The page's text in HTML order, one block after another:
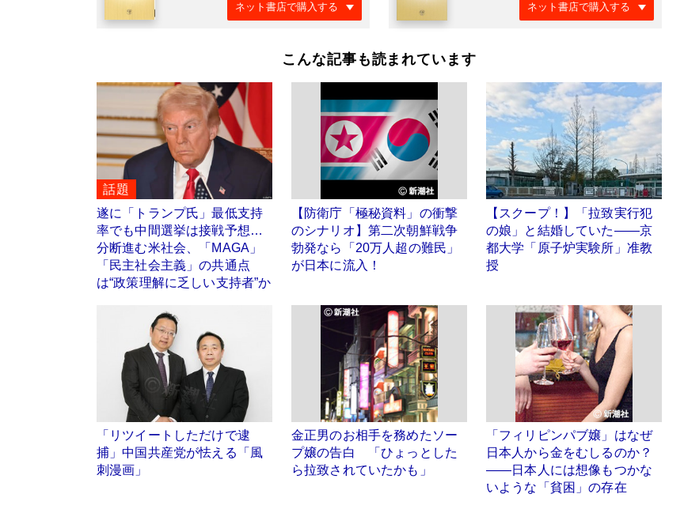
ネット書店で購入する ネット書店で購入する
こんな記事も読まれています
話題
遂に「トランプ氏」最低支持
率でも中間選挙は接戦予想…
分断進む米社会、「MAGA」
「民主社会主義」の共通点
は“政策理解に乏しい支持者”か
【防衛庁「極秘資料」の衝撃
のシナリオ】第二次朝鮮戦争
勃発なら「20万人超の難民」
が日本に流入！
【スクープ！】「拉致実行犯
の娘」と結婚していた――京
都大学「原子炉実験所」准教
授
「リツイートしただけで逮
捕」中国共産党が怯える「風
刺漫画」
金正男のお相手を務めたソー
プ嬢の告白 「ひょっとした
ら拉致されていたかも」
「フィリピンパブ嬢」はなぜ
日本人から金をむしるのか？
――日本人には想像もつかな
いような「貧困」の存在